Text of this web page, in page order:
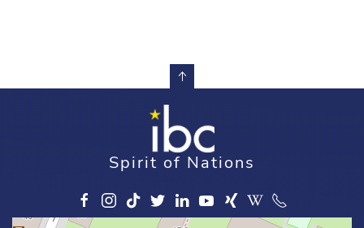
Spirit of Nations